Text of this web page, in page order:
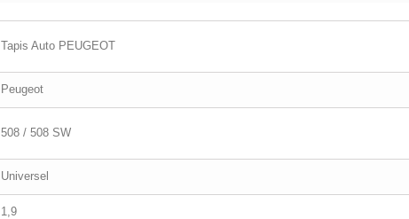
Tapis Auto PEUGEOT
Peugeot
508 / 508 SW
Universel
1,9